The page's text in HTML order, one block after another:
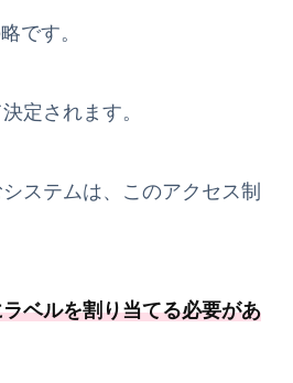
です。
定されます。
ステムは、このアクセス制
ベルを割り当てる必要があ